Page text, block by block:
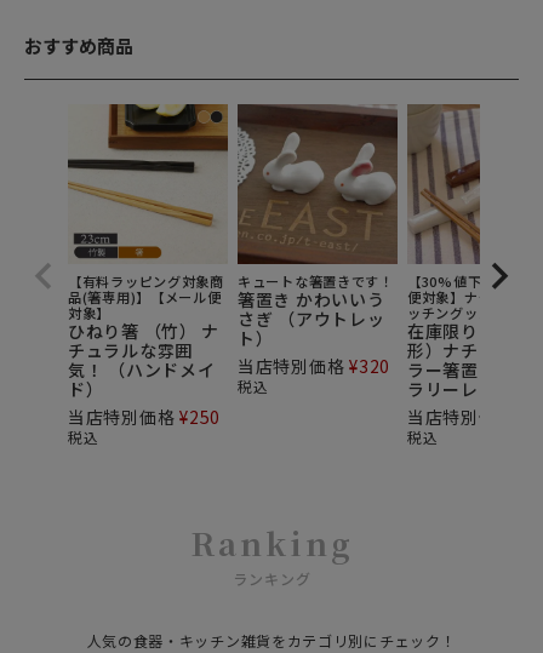
おすすめ商品
【有料ラッピング対象商
品(箸専用)】【メール便
対象】
ひねり箸 （竹） ナ
チュラルな雰囲
気！ （ハンドメイ
ド）
当店特別価格 ¥250
税込
キュートな箸置きです！
箸置き かわいいう
さぎ （アウトレッ
ト）
当店特別価格 ¥320
税込
【30%値下げ】【メ
便対象】ナチュラル
ッチングッズ
在庫限り （バチ
形）ナチュラル
ラー箸置き（カ
ラリーレスト）
当店特別価格
税込
Ranking
ランキング
人気の食器・キッチン雑貨をカテゴリ別にチェック！